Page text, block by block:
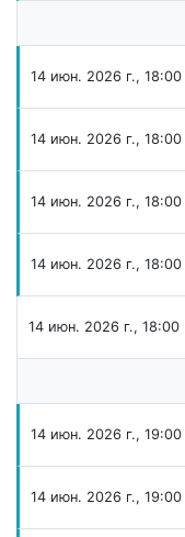
14 июн. 2026 г., 18:00
14 июн. 2026 г., 18:00
14 июн. 2026 г., 18:00
14 июн. 2026 г., 18:00
14 июн. 2026 г., 18:00
14 июн. 2026 г., 19:00
14 июн. 2026 г., 19:00